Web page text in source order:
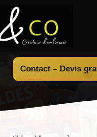
Contact – Devis